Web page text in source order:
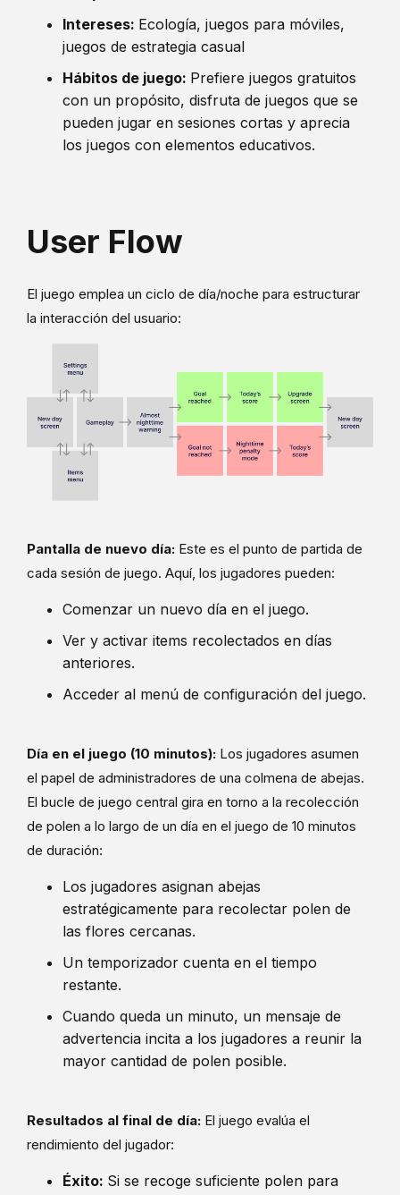
Intereses: Ecología, juegos para móviles,
juegos de estrategia casual
Hábitos de juego: Prefiere juegos gratuitos
con un propósito, disfruta de juegos que se
pueden jugar en sesiones cortas y aprecia
los juegos con elementos educativos.
User Flow
El juego emplea un ciclo de día/noche para estructurar
la interacción del usuario:
Pantalla de nuevo día: Este es el punto de partida de
cada sesión de juego. Aquí, los jugadores pueden:
Comenzar un nuevo día en el juego.
Ver y activar items recolectados en días
anteriores.
Acceder al menú de configuración del juego.
Día en el juego (10 minutos): Los jugadores asumen
el papel de administradores de una colmena de abejas.
El bucle de juego central gira en torno a la recolección
de polen a lo largo de un día en el juego de 10 minutos
de duración:
Los jugadores asignan abejas
estratégicamente para recolectar polen de
las flores cercanas.
Un temporizador cuenta en el tiempo
restante.
Cuando queda un minuto, un mensaje de
advertencia incita a los jugadores a reunir la
mayor cantidad de polen posible.
Resultados al final de día: El juego evalúa el
rendimiento del jugador:
Éxito: Si se recoge suficiente polen para